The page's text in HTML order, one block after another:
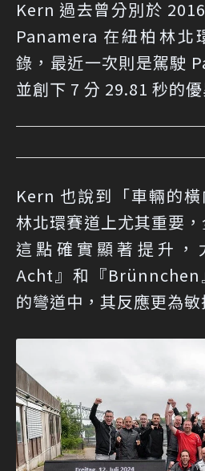
Kern 過去曾分別於
Panamera 在紐柏林北
錄，最近一次則是駕駛
並創下 7 分 29.81 秒的優
Kern 也說到「車輛的
林北環賽道上尤其重要
這點確實顯著提升，
Acht』和『Brünnchen
的彎道中，其反應更為敏